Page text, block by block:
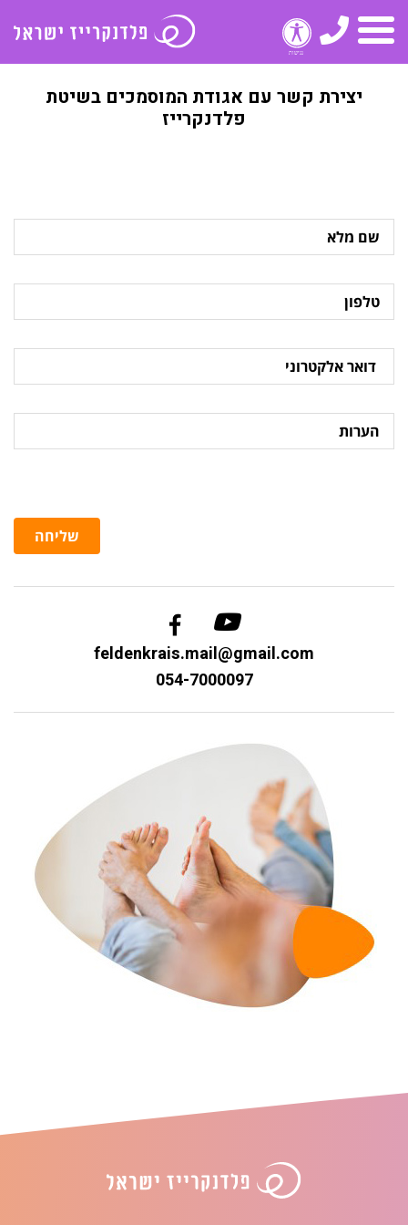
תפריט
טלפון
יצירת קשר עם אגודת המוסמכים בשיטת
פלדנקרייז
מלא
טלפון
אלקטרוני
הערות
שליחה
feldenkrais.mail@gmail.com
054-7000097